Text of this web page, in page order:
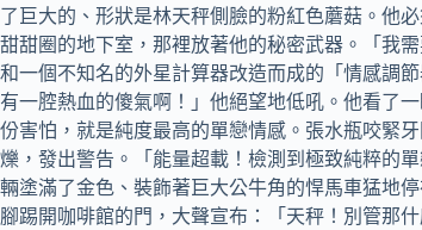
了巨大的、形狀是林天秤側臉的粉紅色蘑菇。他
甜甜圈的地下室，那裡放著他的秘密武器。「我
和一個不知名的外星計算器改造而成的「情感調
有一腔熱血的傻氣啊！」他絕望地低吼。他看了
份害怕，就是純度最高的單戀情感。張水瓶咬緊
爍，發出警告。「能量超載！檢測到極致純粹的
輛塗滿了金色、裝飾著巨大公牛角的悍馬車猛地
腳踢開咖啡館的門，大聲宣布：「天秤！別管那